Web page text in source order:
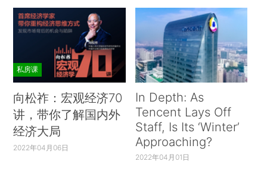
私房课
向松祚：宏观经济70
讲，带你了解国内外
经济大局
2022年04月06日
In Depth: As
Tencent Lays Off
Staff, Is Its ‘Winter’
Approaching?
2022年04月01日